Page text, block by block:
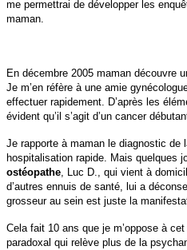
me permettrai de développer les
maman.
En décembre 2005 maman découvre
Je m’en réfère à une amie
effectuer rapidement. D’après les
évident qu’il s’agit d’un cancer
Je rapporte à maman le diagnostic de
hospitalisation rapide. Mais quelques
ostéopathe, Luc D., qui vient à
d’autres ennuis de santé, lui a
grosseur au sein est juste la
Cela fait 10 ans que je m’oppose à
paradoxal qui relève plus de la